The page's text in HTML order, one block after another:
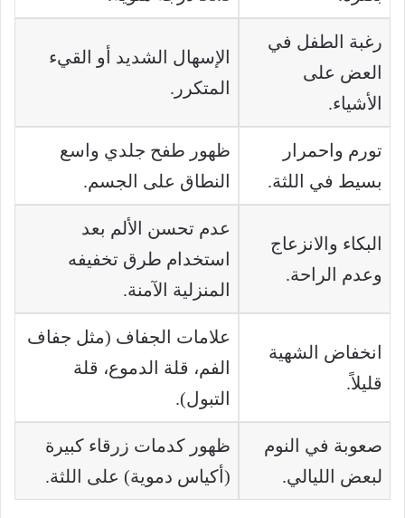
رغبة الطفل في
العض على
الأشياء.
الإسهال الشديد أو القيء
المتكرر.
تورم واحمرار
بسيط في اللثة.
ظهور طفح جلدي واسع
النطاق على الجسم.
البكاء والانزعاج
وعدم الراحة.
عدم تحسن الألم بعد
استخدام طرق تخفيفه
المنزلية الآمنة.
انخفاض الشهية
قليلاً.
علامات الجفاف (مثل جفاف
الفم، قلة الدموع، قلة
التبول).
صعوبة في النوم
لبعض الليالي.
ظهور كدمات زرقاء كبيرة
(أكياس دموية) على اللثة.